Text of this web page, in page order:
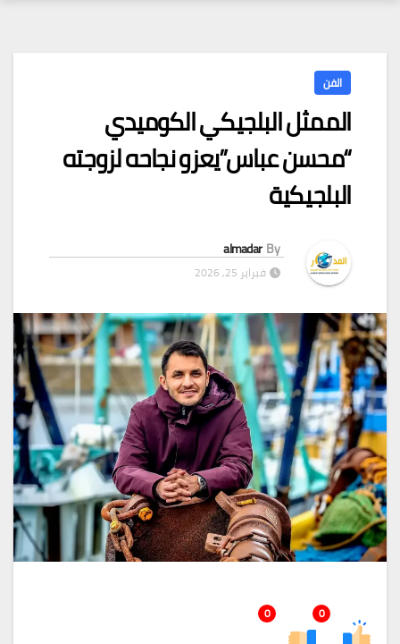
الفن
الممثل البلجيكي الكوميدي
“محسن عباس”يعزو نجاحه لزوجته
البلجيكية
By
almadar
فبراير 25, 2026
0
0